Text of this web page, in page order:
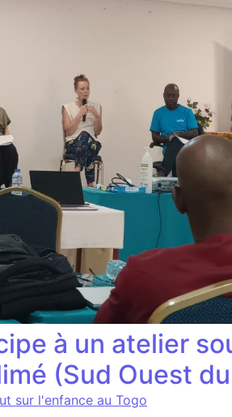
à un atelier
(Sud Ouest
sur l'enfance au Togo